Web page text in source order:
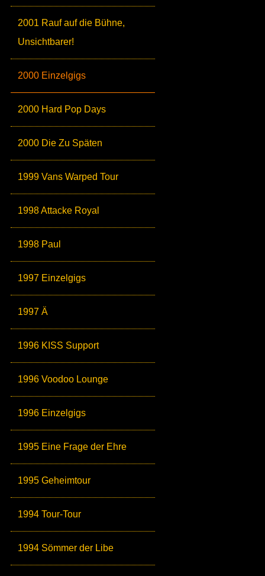
2001 Rauf auf die Bühne,
Unsichtbarer!
2000 Einzelgigs
2000 Hard Pop Days
2000 Die Zu Späten
1999 Vans Warped Tour
1998 Attacke Royal
1998 Paul
1997 Einzelgigs
1997 Ä
1996 KISS Support
1996 Voodoo Lounge
1996 Einzelgigs
1995 Eine Frage der Ehre
1995 Geheimtour
1994 Tour-Tour
1994 Sömmer der Libe